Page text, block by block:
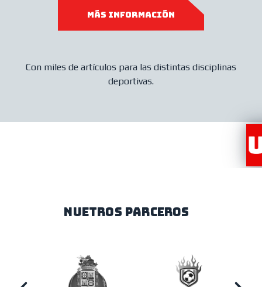
MÁS INFORMACIÓN
Con miles de artículos para las distintas disciplinas
deportivas.
DE
NUETROS PARCEROS